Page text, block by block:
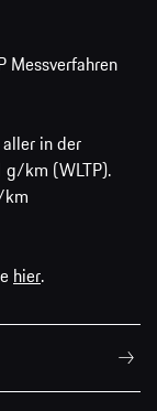
Messverfahren
in der
g/km (WLTP).
km
hier.